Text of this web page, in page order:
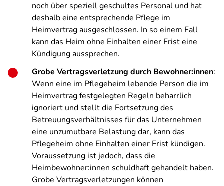
noch über speziell geschultes Personal und hat
deshalb eine entsprechende Pflege im
Heimvertrag ausgeschlossen. In so einem Fall
kann das Heim ohne Einhalten einer Frist eine
Kündigung aussprechen.
Grobe Vertragsverletzung durch Bewohner:innen:
Wenn eine im Pflegeheim lebende Person die im
Heimvertrag festgelegten Regeln beharrlich
ignoriert und stellt die Fortsetzung des
Betreuungsverhältnisses für das Unternehmen
eine unzumutbare Belastung dar, kann das
Pflegeheim ohne Einhalten einer Frist kündigen.
Voraussetzung ist jedoch, dass die
Heimbewohner:innen schuldhaft gehandelt haben.
Grobe Vertragsverletzungen können